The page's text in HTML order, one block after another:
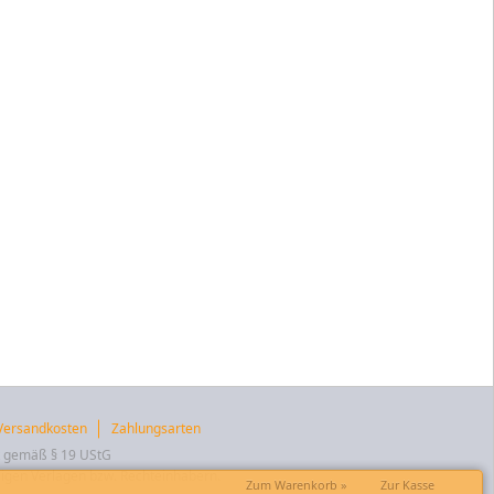
Zahlungsarten
§ 19 UStG
Verlagen bzw. Rechteinhabern.
Zum Warenkorb » Zur Kasse